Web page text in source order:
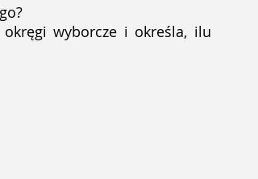
wyborcze i określa, ilu